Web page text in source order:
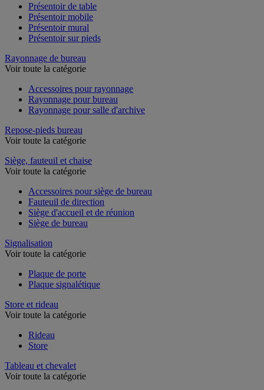
Présentoir de table
Présentoir mobile
Présentoir mural
Présentoir sur pieds
Rayonnage de bureau
Voir toute la catégorie
Accessoires pour rayonnage
Rayonnage pour bureau
Rayonnage pour salle d'archive
Repose-pieds bureau
Voir toute la catégorie
Siège, fauteuil et chaise
Voir toute la catégorie
Accessoires pour siège de bureau
Fauteuil de direction
Siège d'accueil et de réunion
Siège de bureau
Signalisation
Voir toute la catégorie
Plaque de porte
Plaque signalétique
Store et rideau
Voir toute la catégorie
Rideau
Store
Tableau et chevalet
Voir toute la catégorie